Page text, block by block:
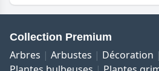
Collection Premium
Arbres Arbustes Décoration